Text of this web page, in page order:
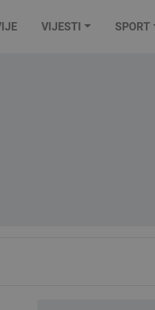
VIJESTI SPORT